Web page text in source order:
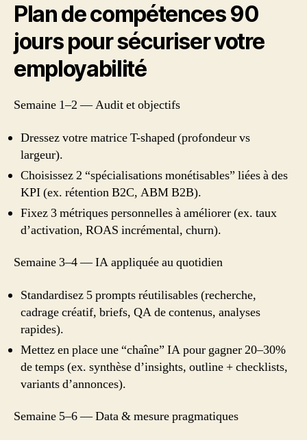
Plan de compétences 90
jours pour sécuriser votre
employabilité
Semaine 1–2 — Audit et objectifs
Dressez votre matrice T-shaped (profondeur vs
largeur).
Choisissez 2 “spécialisations monétisables” liées à des
KPI (ex. rétention B2C, ABM B2B).
Fixez 3 métriques personnelles à améliorer (ex. taux
d’activation, ROAS incrémental, churn).
Semaine 3–4 — IA appliquée au quotidien
Standardisez 5 prompts réutilisables (recherche,
cadrage créatif, briefs, QA de contenus, analyses
rapides).
Mettez en place une “chaîne” IA pour gagner 20–30%
de temps (ex. synthèse d’insights, outline + checklists,
variants d’annonces).
Semaine 5–6 — Data & mesure pragmatiques